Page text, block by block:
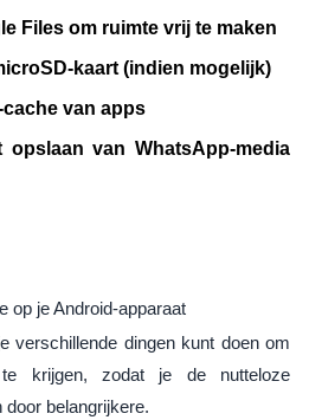
Files om ruimte vrij te maken
kaart (indien mogelijk)
cache van apps
opslaan van WhatsApp-media
op je Android-apparaat
verschillende dingen kunt doen om
krijgen, zodat je de nutteloze
belangrijkere.